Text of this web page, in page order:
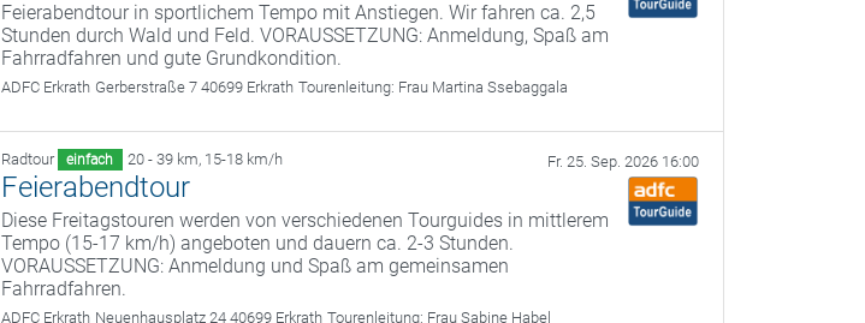
Feierabendtour in sportlichem Tempo mit Anstiegen. Wir fahren ca. 2,5
Stunden durch Wald und Feld. VORAUSSETZUNG: Anmeldung, Spaß am
Fahrradfahren und gute Grundkondition.
ADFC Erkrath Gerberstraße 7 40699 Erkrath Tourenleitung: Frau Martina Ssebaggala
Radtour einfach 20 - 39 km, 15-18 km/h Fr. 25. Sep. 2026 16:00
Feierabendtour
Diese Freitagstouren werden von verschiedenen Tourguides in mittlerem
Tempo (15-17 km/h) angeboten und dauern ca. 2-3 Stunden.
VORAUSSETZUNG: Anmeldung und Spaß am gemeinsamen
Fahrradfahren.
ADFC Erkrath Neuenhausplatz 24 40699 Erkrath Tourenleitung: Frau Sabine Habel